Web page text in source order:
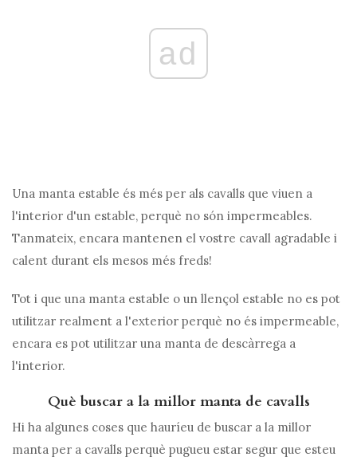
ad
Una manta estable és més per als cavalls que viuen a
l'interior d'un estable, perquè no són impermeables.
Tanmateix, encara mantenen el vostre cavall agradable i
calent durant els mesos més freds!
Tot i que una manta estable o un llençol estable no es pot
utilitzar realment a l'exterior perquè no és impermeable,
encara es pot utilitzar una manta de descàrrega a
l'interior.
Què buscar a la millor manta de cavalls
Hi ha algunes coses que hauríeu de buscar a la millor
manta per a cavalls perquè pugueu estar segur que esteu